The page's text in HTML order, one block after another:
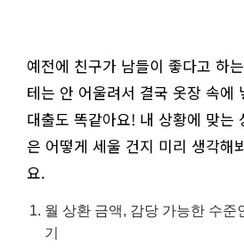
예전에 친구가 남들이 좋다고 하
테는 안 어울려서 결국 옷장 속에
대출도 똑같아요! 내 상황에 맞는
은 어떻게 세울 건지 미리 생각해
요.
월 상환 금액, 감당 가능한 수준
기